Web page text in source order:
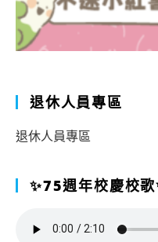
退休人員專區
退休人員專區
✨75週年校慶校歌